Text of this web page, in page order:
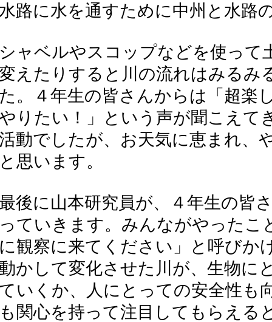
路に水を通すために中州と水路
ャベルやスコップなどを使って
えたりすると川の流れはみるみ
。４年生の皆さんからは「超楽
りたい！」という声が聞こえて
動でしたが、お天気に恵まれ、
思います。
後に山本研究員が、４年生の皆
ていきます。みんながやったこ
観察に来てください」と呼びか
かして変化させた川が、生物に
いくか、人にとっての安全性も
関心を持って注目してもらえる